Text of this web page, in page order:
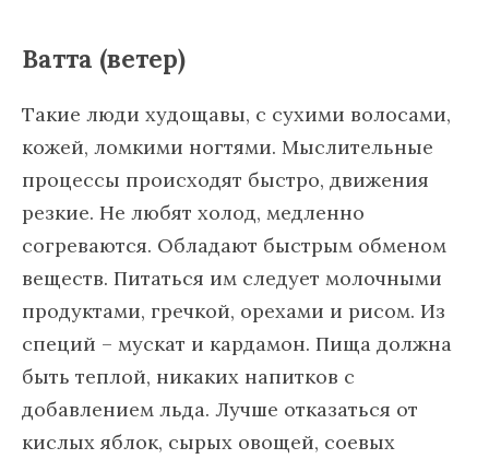
Ватта (ветер)
Такие люди худощавы, с сухими волосами,
кожей, ломкими ногтями. Мыслительные
процессы происходят быстро, движения
резкие. Не любят холод, медленно
согреваются. Обладают быстрым обменом
веществ. Питаться им следует молочными
продуктами, гречкой, орехами и рисом. Из
специй – мускат и кардамон. Пища должна
быть теплой, никаких напитков с
добавлением льда. Лучше отказаться от
кислых яблок, сырых овощей, соевых